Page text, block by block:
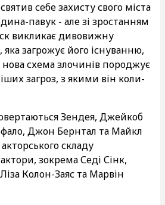
себе захисту свого міста
павук - але зі зростанням
викликає дивовижну
загрожує його існуванню,
схема злочинів породжує
загроз, з якими він коли-
Зендея, Джейкоб
Джон Бернтал та Майкл
складу
зокрема Седі Сінк,
Колон-Заяс та Марвін